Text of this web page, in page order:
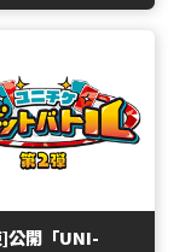
公開「UNI-